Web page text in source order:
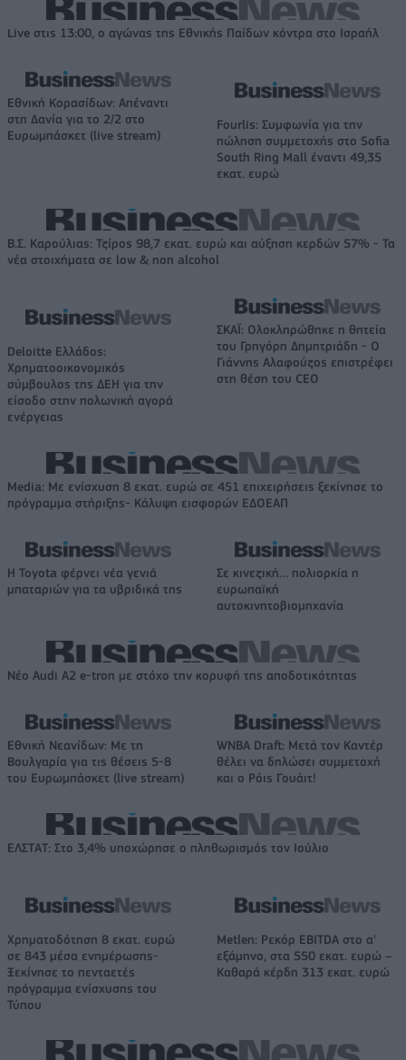
Live στις 13:00, ο αγώνας της Εθνικής Παίδων κόντρα στο Ισραήλ
Εθνική Κορασίδων: Απέναντι
στη Δανία για το 2/2 στο
Ευρωμπάσκετ (live stream)
Fourlis: Συμφωνία για την
πώληση συμμετοχής στο Sofia
South Ring Mall έναντι 49,35
εκατ. ευρώ
Β.Σ. Καρούλιας: Τζίρος 98,7 εκατ. ευρώ και αύξηση κερδών 57% - Τα
νέα στοιχήματα σε low & non alcohol
Deloitte Ελλάδος:
Χρηματοοικονομικός
σύμβουλος της ΔΕΗ για την
είσοδο στην πολωνική αγορά
ενέργειας
ΣΚΑΪ: Ολοκληρώθηκε η θητεία
του Γρηγόρη Δημητριάδη - Ο
Γιάννης Αλαφούζος επιστρέφει
στη θέση του CEO
Media: Με ενίσχυση 8 εκατ. ευρώ σε 451 επιχειρήσεις ξεκίνησε το
πρόγραμμα στήριξης- Κάλυψη εισφορών ΕΔΟΕΑΠ
Η Toyota φέρνει νέα γενιά
μπαταριών για τα υβριδικά της
Σε κινεζική… πολιορκία η
ευρωπαϊκή
αυτοκινητοβιομηχανία
Νέο Audi A2 e-tron με στόχο την κορυφή της αποδοτικότητας
Εθνική Νεανίδων: Με τη
Βουλγαρία για τις θέσεις 5-8
του Ευρωμπάσκετ (live stream)
WNBA Draft: Μετά τον Καντέρ
θέλει να δηλώσει συμμετοχή
και ο Ρόις Γουάιτ!
ΕΛΣΤΑΤ: Στο 3,4% υποχώρησε ο πληθωρισμός τον Ιούλιο
Χρηματοδότηση 8 εκατ. ευρώ
σε 843 μέσα ενημέρωσης-
Ξεκίνησε το πενταετές
πρόγραμμα ενίσχυσης του
Τύπου
Metlen: Ρεκόρ EBITDA στο α'
εξάμηνο, στα 550 εκατ. ευρώ –
Καθαρά κέρδη 313 εκατ. ευρώ